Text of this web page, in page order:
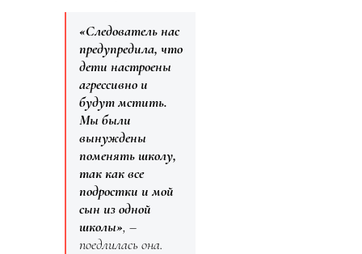
«Следователь нас
предупредила, что
дети настроены
агрессивно и
будут мстить.
Мы были
вынуждены
поменять школу,
так как все
подростки и мой
сын из одной
школы», –
поедлилась она.